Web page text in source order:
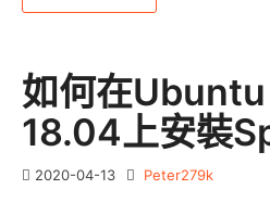
如何在
18.04上安裝
2020-04-13 Peter279k